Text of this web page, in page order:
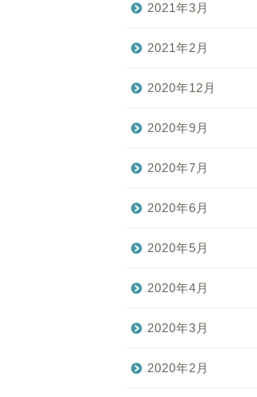
2021年3月
2021年2月
2020年12月
2020年9月
2020年7月
2020年6月
2020年5月
2020年4月
2020年3月
2020年2月